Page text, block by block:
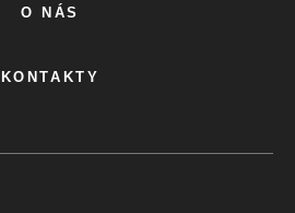
O NÁS
KONTAKTY